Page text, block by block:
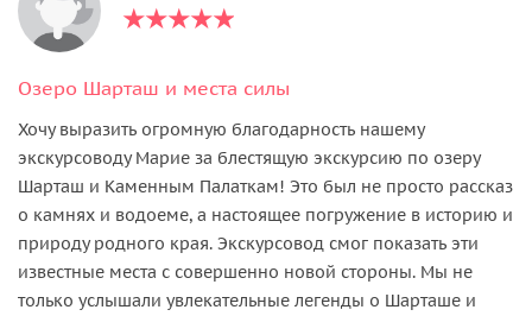
Озеро Шарташ и места силы
Хочу выразить огромную благодарность нашему
экскурсоводу Марие за блестящую экскурсию по озеру
Шарташ и Каменным Палаткам! Это был не просто рассказ
о камнях и водоеме, а настоящее погружение в историю и
природу родного края. Экскурсовод смог показать эти
известные места с совершенно новой стороны. Мы не
только услышали увлекательные легенды о Шарташе и